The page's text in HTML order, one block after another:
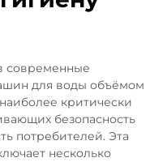
современные
для воды объёмом
критически
безопасность
потребителей. Эта
несколько